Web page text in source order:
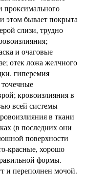
проксимального
этом бывает покрыта
слизи, трудно
и очаговые
отек ложа желчного
гиперемия
кровоизлияния в
всей системы
в ткани
(в последних они
поверхности
красные, хорошо
формы.
и переполнен мочой.